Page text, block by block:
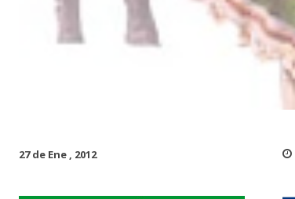
27 de Ene , 2012